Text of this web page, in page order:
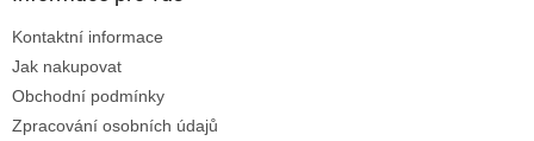
Kontaktní informace
Jak nakupovat
Obchodní podmínky
Zpracování osobních údajů